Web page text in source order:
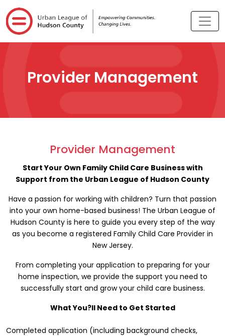
Provider Management
Provider Management
Start Your Own Family Child Care Business with
Support from the Urban League of Hudson County
Have a passion for working with children? Turn that passion
into your own home-based business! The Urban League of
Hudson County is here to guide you every step of the way
as you become a registered Family Child Care Provider in
New Jersey.
From completing your application to preparing for your
home inspection, we provide the support you need to
successfully start and grow your child care business.
What You?ll Need to Get Started
Completed application (including background checks,